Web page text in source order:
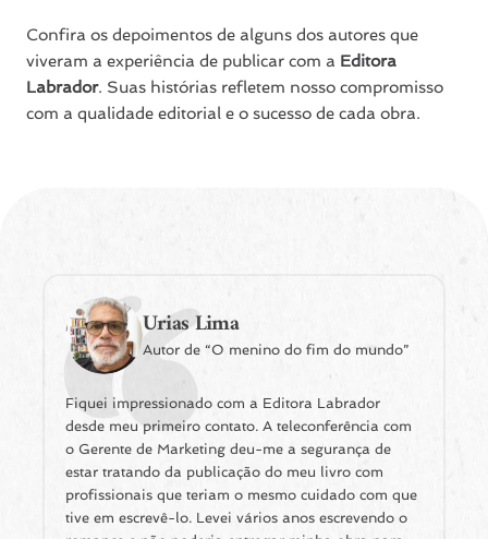
Confira os depoimentos de alguns dos autores que
viveram a experiência de publicar com a Editora
Labrador. Suas histórias refletem nosso compromisso
com a qualidade editorial e o sucesso de cada obra.
Urias Lima
Autor de “O menino do fim do mundo”
Fiquei impressionado com a Editora Labrador
desde meu primeiro contato. A teleconferência com
o Gerente de Marketing deu-me a segurança de
estar tratando da publicação do meu livro com
profissionais que teriam o mesmo cuidado com que
tive em escrevê-lo. Levei vários anos escrevendo o